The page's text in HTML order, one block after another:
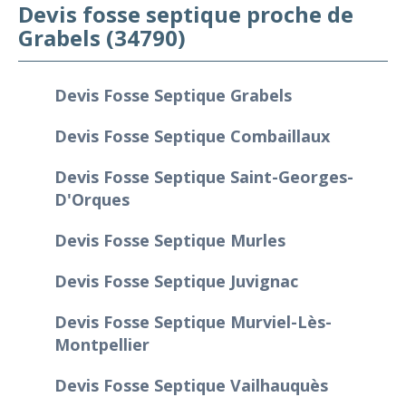
Devis fosse septique proche de
Grabels (34790)
Devis Fosse Septique Grabels
Devis Fosse Septique Combaillaux
Devis Fosse Septique Saint-Georges-
D'Orques
Devis Fosse Septique Murles
Devis Fosse Septique Juvignac
Devis Fosse Septique Murviel-Lès-
Montpellier
Devis Fosse Septique Vailhauquès